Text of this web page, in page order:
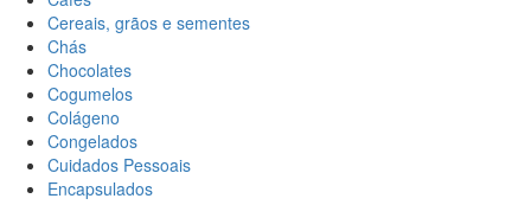
Cereais, grãos e sementes
Chás
Chocolates
Cogumelos
Colágeno
Congelados
Cuidados Pessoais
Encapsulados